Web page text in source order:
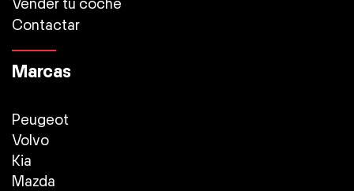
Vender tu coche
Contactar
Marcas
Peugeot
Volvo
Kia
Mazda